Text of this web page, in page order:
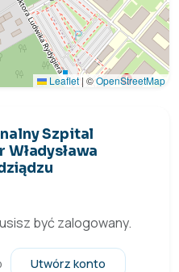
Leaflet | ©OpenStreetMap
Szpital
być zalogowany.
Utwórz konto